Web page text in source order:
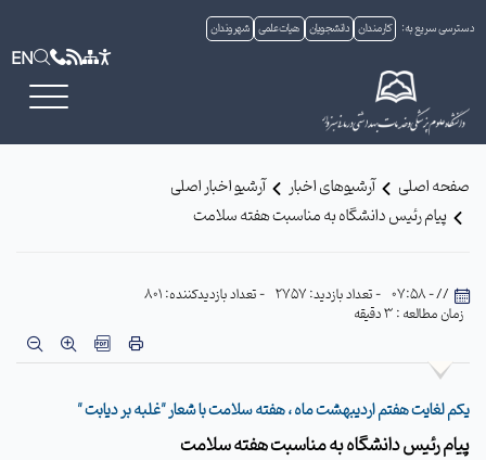
دسترسی سریع به: کارمندان دانشجویان هیات علمی شهروندان
EN
صفحه اصلی آرشیوهای اخبار
آرشیو اخبار اصلی
پیام رئیس دانشگاه به مناسبت هفته سلامت
// - 07:58 - تعداد بازدید: 2757
- تعداد بازدیدکننده: 801
زمان مطالعه : 3 دقیقه
یکم لغایت هفتم اردیبهشت ماه ، هفته سلامت با شعار "غلبه بر دیابت "
پیام رئیس دانشگاه به مناسبت هفته سلامت